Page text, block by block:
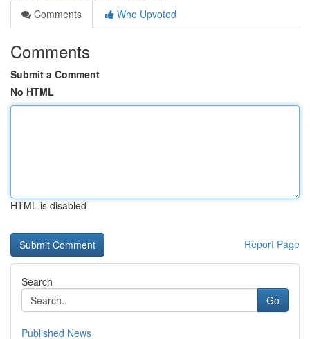
Comments
Who Upvoted
Comments
Submit a Comment
No HTML
HTML is disabled
Report Page
Search
Go
Published News